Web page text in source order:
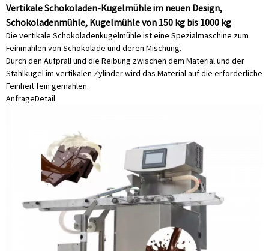
Vertikale Schokoladen-Kugelmühle im neuen Design,
Schokoladenmühle, Kugelmühle von 150 kg bis 1000 kg
Die vertikale Schokoladenkugelmühle ist eine Spezialmaschine zum
Feinmahlen von Schokolade und deren Mischung.
Durch den Aufprall und die Reibung zwischen dem Material und der
Stahlkugel im vertikalen Zylinder wird das Material auf die erforderliche
Feinheit fein gemahlen.
AnfrageDetail